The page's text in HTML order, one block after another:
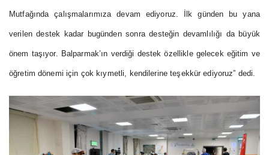
Mutfağında çalışmalarımıza devam ediyoruz. İlk günden bu yana
verilen destek kadar bugünden sonra desteğin devamlılığı da büyük
önem taşıyor. Balparmak’ın verdiği destek özellikle gelecek eğitim ve
öğretim dönemi için çok kıymetli, kendilerine teşekkür ediyoruz” dedi.